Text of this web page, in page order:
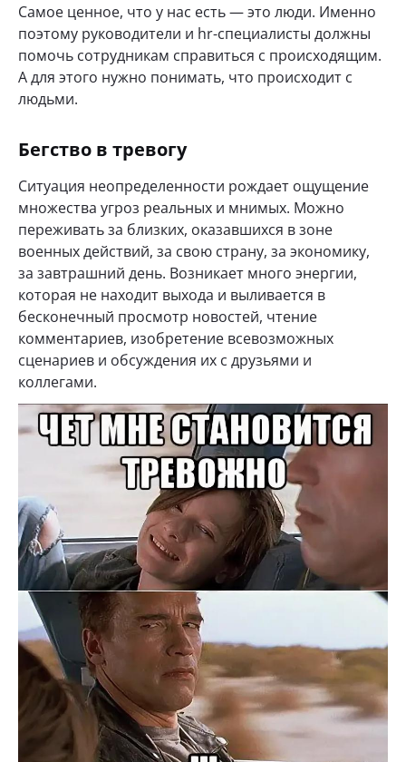
Самое ценное, что у нас есть — это люди. Именно
поэтому руководители и hr-специалисты должны
помочь сотрудникам справиться с происходящим.
А для этого нужно понимать, что происходит с
людьми.
Бегство в тревогу
Ситуация неопределенности рождает ощущение
множества угроз реальных и мнимых. Можно
переживать за близких, оказавшихся в зоне
военных действий, за свою страну, за экономику,
за завтрашний день. Возникает много энергии,
которая не находит выхода и выливается в
бесконечный просмотр новостей, чтение
комментариев, изобретение всевозможных
сценариев и обсуждения их с друзьями и
коллегами.